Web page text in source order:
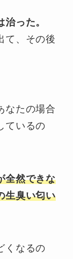
った。
て、その後
なたの場合
ているの
全然できな
生臭い匂い
くなるの